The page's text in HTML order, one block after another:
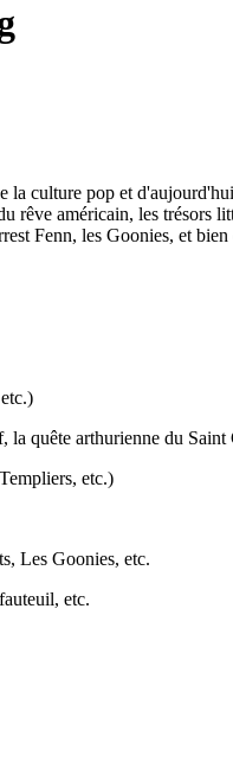
culture pop et
rêve américain, les trésors
Fenn, les Goonies, et
quête arthurienne du Saint
etc.)
Les Goonies, etc.
etc.